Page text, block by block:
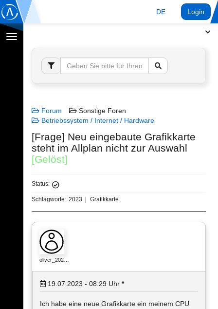
DE Login
Navigation
umschalten
Forum
Sonstige Foren
Betriebssystem / Internet / Hardware
[Frage] Neu eingebaute Grafikkarte
steht im Allplan nicht zur Auswahl
[Gelöst]
Status:
Schlagworte: 2023 Grafikkarte
oliver_202…
19.07.2023 - 08:29 Uhr *
Ich habe eine neue Grafikkarte ein meinem CPU